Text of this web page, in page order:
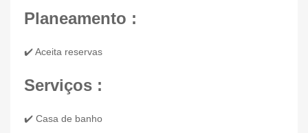
Planeamento :
✔️ Aceita reservas
Serviços :
✔️ Casa de banho